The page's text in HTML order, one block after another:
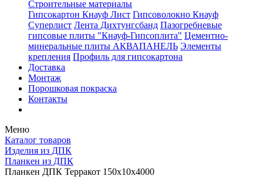
Строительные материалы
Гипсокартон Кнауф Лист Гипсоволокно Кнауф
Суперлист Лента Дихтунгсбанд Пазогребневые
гипсовые плиты "Кнауф-Гипсоплита" Цементно-
минеральные плиты АКВАПАНЕЛЬ Элементы
крепления Профиль для гипсокартона
Доставка
Монтаж
Порошковая покраска
Контакты
Меню
Каталог товаров
Изделия из ДПК
Планкен из ДПК
Планкен ДПК Терракот 150x10x4000